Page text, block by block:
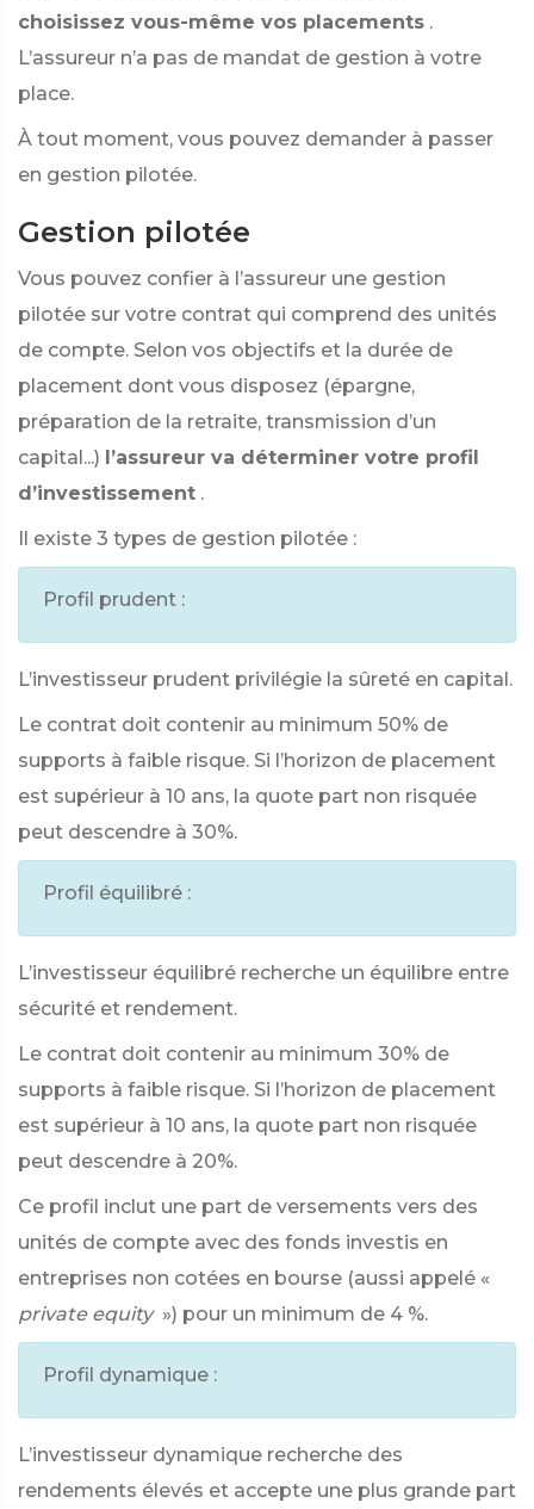
choisissez vous-même vos placements .
L’assureur n’a pas de mandat de gestion à votre
place.
À tout moment, vous pouvez demander à passer
en gestion pilotée.
Gestion pilotée
Vous pouvez confier à l’assureur une gestion
pilotée sur votre contrat qui comprend des unités
de compte. Selon vos objectifs et la durée de
placement dont vous disposez (épargne,
préparation de la retraite, transmission d’un
capital...) l’assureur va déterminer votre profil
d’investissement .
Il existe 3 types de gestion pilotée :
Profil prudent :
L’investisseur prudent privilégie la sûreté en capital.
Le contrat doit contenir au minimum 50% de
supports à faible risque. Si l’horizon de placement
est supérieur à 10 ans, la quote part non risquée
peut descendre à 30%.
Profil équilibré :
L’investisseur équilibré recherche un équilibre entre
sécurité et rendement.
Le contrat doit contenir au minimum 30% de
supports à faible risque. Si l’horizon de placement
est supérieur à 10 ans, la quote part non risquée
peut descendre à 20%.
Ce profil inclut une part de versements vers des
unités de compte avec des fonds investis en
entreprises non cotées en bourse (aussi appelé «
private equity ») pour un minimum de 4 %.
Profil dynamique :
L’investisseur dynamique recherche des
rendements élevés et accepte une plus grande part